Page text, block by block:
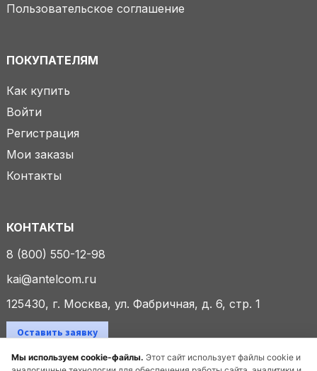
Мы используем cookie-файлы. Этот сайт использует файлы cookie и
Пользовательское соглашение
ПОКУПАТЕЛЯМ
Как купить
Войти
Регистрация
Мои заказы
Контакты
КОНТАКТЫ
8 (800) 550-12-98
kai@antelcom.ru
125430, г. Москва, ул. Фабричная, д. 6, стр. 1
Оставить заявку